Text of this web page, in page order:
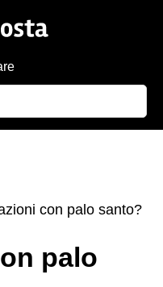
con palo santo?
palo